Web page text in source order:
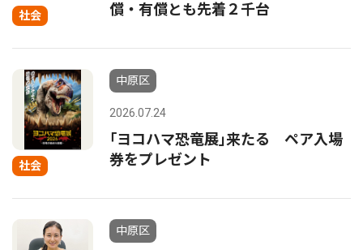
社会
償・有償とも先着２千台
社会
中原区
2026.07.24
｢ヨコハマ恐竜展｣来たる ペア入場
券をプレゼント
中原区